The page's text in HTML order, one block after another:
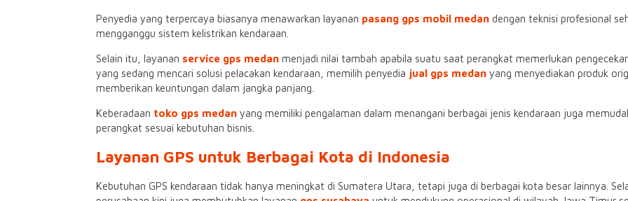
Penyedia yang terpercaya biasanya menawarkan layanan pasang gps mobil medan dengan teknisi profesional
mengganggu sistem kelistrikan kendaraan.
Selain itu, layanan service gps medan menjadi nilai tambah apabila suatu saat perangkat memerlukan
yang sedang mencari solusi pelacakan kendaraan, memilih penyedia jual gps medan yang menyediakan produk
memberikan keuntungan dalam jangka panjang.
Keberadaan toko gps medan yang memiliki pengalaman dalam menangani berbagai jenis kendaraan juga
perangkat sesuai kebutuhan bisnis.
Layanan GPS untuk Berbagai Kota di Indonesia
Kebutuhan GPS kendaraan tidak hanya meningkat di Sumatera Utara, tetapi juga di berbagai kota besar lainnya.